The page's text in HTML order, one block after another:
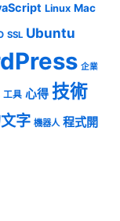
Linux Mac
SSL Ubuntu
企業
工具 心得 技術
字 機器人 程式開